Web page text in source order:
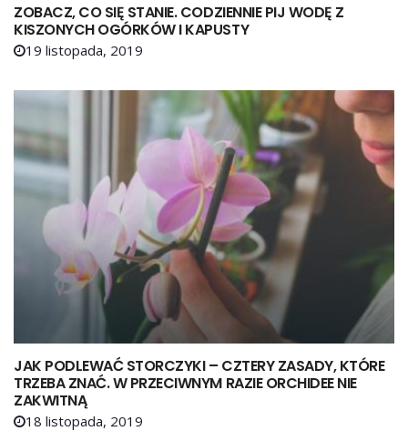
ZOBACZ, CO SIĘ STANIE. CODZIENNIE PIJ WODĘ Z
KISZONYCH OGÓRKÓW I KAPUSTY
19 listopada, 2019
JAK PODLEWAĆ STORCZYKI – CZTERY ZASADY, KTÓRE
TRZEBA ZNAĆ. W PRZECIWNYM RAZIE ORCHIDEE NIE
ZAKWITNĄ
18 listopada, 2019